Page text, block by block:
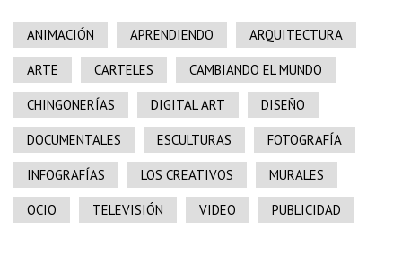
ANIMACIÓN APRENDIENDO ARQUITECTURA
ARTE CARTELES CAMBIANDO EL MUNDO
CHINGONERÍAS DIGITAL ART DISEÑO
DOCUMENTALES ESCULTURAS FOTOGRAFÍA
INFOGRAFÍAS LOS CREATIVOS MURALES
OCIO TELEVISIÓN VIDEO PUBLICIDAD